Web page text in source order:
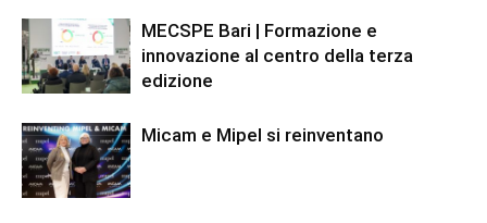
MECSPE Bari | Formazione e
innovazione al centro della terza
edizione
Micam e Mipel si reinventano